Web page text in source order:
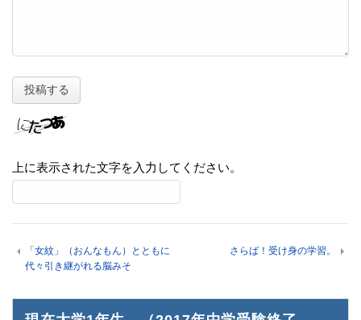
上に表示された文字を入力してください。
「女紋」（おんなもん）とともに
代々引き継がれる脳みそ
さらば！受け身の学習。